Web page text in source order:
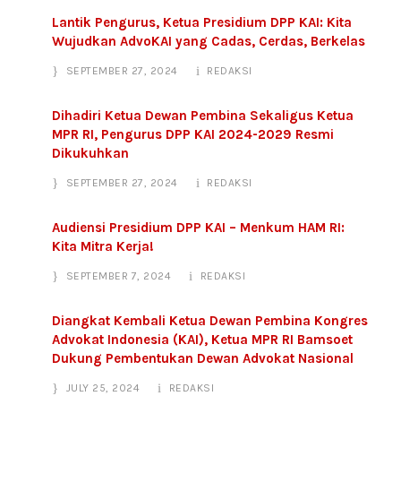
Lantik Pengurus, Ketua Presidium DPP KAI: Kita
Wujudkan AdvoKAI yang Cadas, Cerdas, Berkelas
SEPTEMBER 27, 2024 REDAKSI
Dihadiri Ketua Dewan Pembina Sekaligus Ketua
MPR RI, Pengurus DPP KAI 2024-2029 Resmi
Dikukuhkan
SEPTEMBER 27, 2024 REDAKSI
Audiensi Presidium DPP KAI – Menkum HAM RI:
Kita Mitra Kerja!
SEPTEMBER 7, 2024 REDAKSI
Diangkat Kembali Ketua Dewan Pembina Kongres
Advokat Indonesia (KAI), Ketua MPR RI Bamsoet
Dukung Pembentukan Dewan Advokat Nasional
JULY 25, 2024 REDAKSI